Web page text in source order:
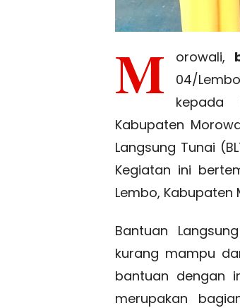
M orowali,
04/
kepada
Kabupaten
Langsung Tunai
Kegiatan ini
Lembo, Kabupaten
Bantuan
kurang mampu
bantuan dengan
merupakan